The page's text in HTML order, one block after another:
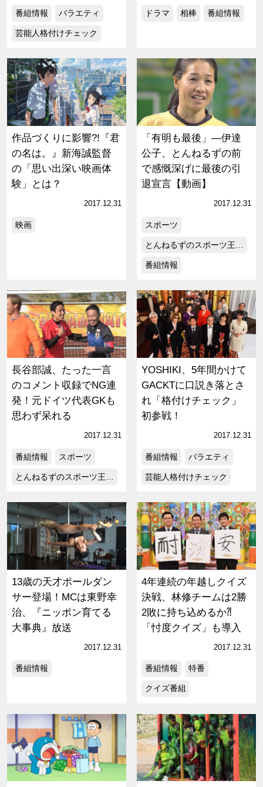
番組情報 バラエティ
芸能人格付けチェック
ドラマ 相棒 番組情報
作品づくりに影響?!『君
の名は。』新海誠監督
の「思い出深い映画体
験」とは？
2017.12.31
映画
「有明も最後」―伊達
公子、とんねるずの前
で感慨深げに最後の引
退宣言【動画】
2017.12.31
スポーツ
とんねるずのスポーツ王…
番組情報
長谷部誠、たった一言
のコメント収録でNG連
発！元ドイツ代表GKも
思わず呆れる
2017.12.31
番組情報 スポーツ
とんねるずのスポーツ王…
YOSHIKI、5年間かけて
GACKTに口説き落とさ
れ「格付けチェック」
初参戦！
2017.12.31
番組情報 バラエティ
芸能人格付けチェック
13歳の天才ポールダン
サー登場！MCは東野幸
治、『ニッポン育てる
大事典』放送
2017.12.31
番組情報
4年連続の年越しクイズ
決戦、林修チームは2勝
2敗に持ち込めるか⁈
「忖度クイズ」も導入
2017.12.31
番組情報 特番
クイズ番組